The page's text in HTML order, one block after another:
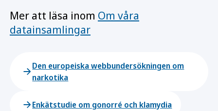
Mer att läsa inom Om våra
datainsamlingar
Den europeiska webbundersökningen om
narkotika
Enkätstudie om gonorré och klamydia